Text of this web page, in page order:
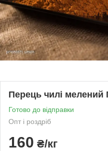
Перець чилі мелений
Готово до відправки
Опт і роздріб
160 ₴/кг